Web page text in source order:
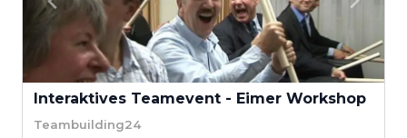
Interaktives Teamevent - Eimer Workshop
Teambuilding24